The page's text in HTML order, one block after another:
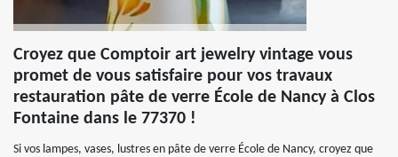
Croyez que Comptoir art jewelry vintage vous
promet de vous satisfaire pour vos travaux
restauration pâte de verre École de Nancy à Clos
Fontaine dans le 77370 !
Si vos lampes, vases, lustres en pâte de verre École de Nancy, croyez que